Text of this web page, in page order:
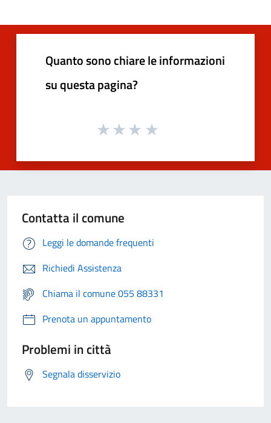
Quanto sono chiare le informazioni
su questa pagina?
Contatta il comune
Leggi le domande frequenti
Richiedi Assistenza
Chiama il comune 055 88331
Prenota un appuntamento
Problemi in città
Segnala disservizio